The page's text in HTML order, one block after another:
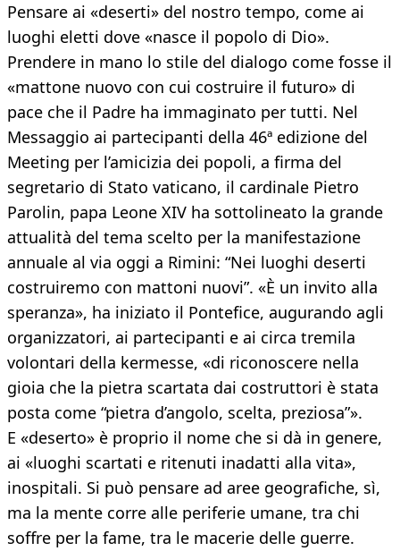
Pensare ai «deserti» del nostro tempo, come ai
luoghi eletti dove «nasce il popolo di Dio».
Prendere in mano lo stile del dialogo come fosse il
«mattone nuovo con cui costruire il futuro» di
pace che il Padre ha immaginato per tutti. Nel
Messaggio ai partecipanti della 46ª edizione del
Meeting per l’amicizia dei popoli, a firma del
segretario di Stato vaticano, il cardinale Pietro
Parolin, papa Leone XIV ha sottolineato la grande
attualità del tema scelto per la manifestazione
annuale al via oggi a Rimini: “Nei luoghi deserti
costruiremo con mattoni nuovi”. «È un invito alla
speranza», ha iniziato il Pontefice, augurando agli
organizzatori, ai partecipanti e ai circa tremila
volontari della kermesse, «di riconoscere nella
gioia che la pietra scartata dai costruttori è stata
posta come “pietra d’angolo, scelta, preziosa”».
E «deserto» è proprio il nome che si dà in genere,
ai «luoghi scartati e ritenuti inadatti alla vita»,
inospitali. Si può pensare ad aree geografiche, sì,
ma la mente corre alle periferie umane, tra chi
soffre per la fame, tra le macerie delle guerre.